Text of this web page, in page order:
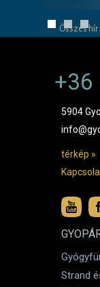
Összes hír
+36
5904
térkép »
Strand